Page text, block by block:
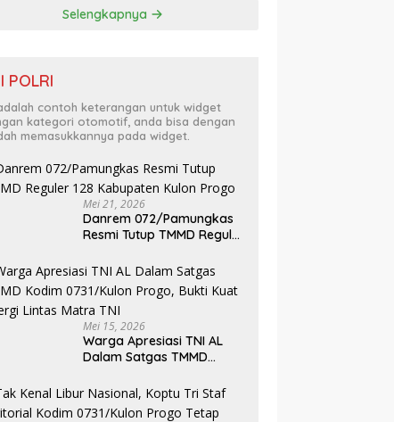
Selengkapnya
POLRI
contoh keterangan untuk widget
kategori otomotif, anda bisa dengan
memasukkannya pada widget.
Mei 21, 2026
Danrem 072/Pamungkas
Resmi Tutup TMMD Reguler
Progo
Mei 15, 2026
Warga Apresiasi TNI AL
Dalam Satgas TMMD
Bukti Kuat Sinergi Lintas
Matra TNI